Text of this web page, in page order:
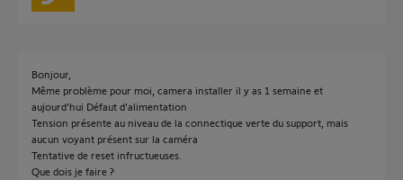
Bonjour,
Même problème pour moi, camera installer il y as 1 semaine et
aujourd'hui Défaut d'alimentation
Tension présente au niveau de la connectique verte du support, mais
aucun voyant présent sur la caméra
Tentative de reset infructueuses.
Que dois je faire ?